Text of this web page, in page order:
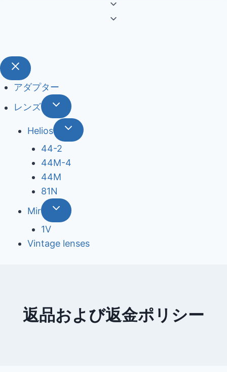
アダプター
レンズ
Helios
44-2
44М-4
44М
81N
Mir
1V
Vintage lenses
返品および返金ポリシー